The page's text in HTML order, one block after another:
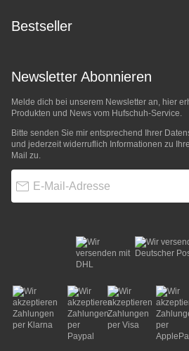
Bestseller
Newsletter Abonnieren
Melde dich bei unserem Newsletter an, hier
Produkten und News vom Hufschuh-Service.
Bitte senden Sie mir entsprechend Ihrer
und jederzeit widerruflich Informationen zu
Mail zu.